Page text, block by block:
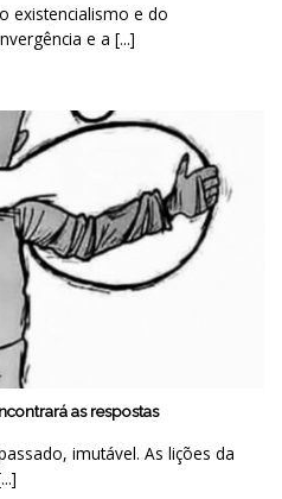
existencialismo e do
e a [...]
as respostas
imutável. As lições da